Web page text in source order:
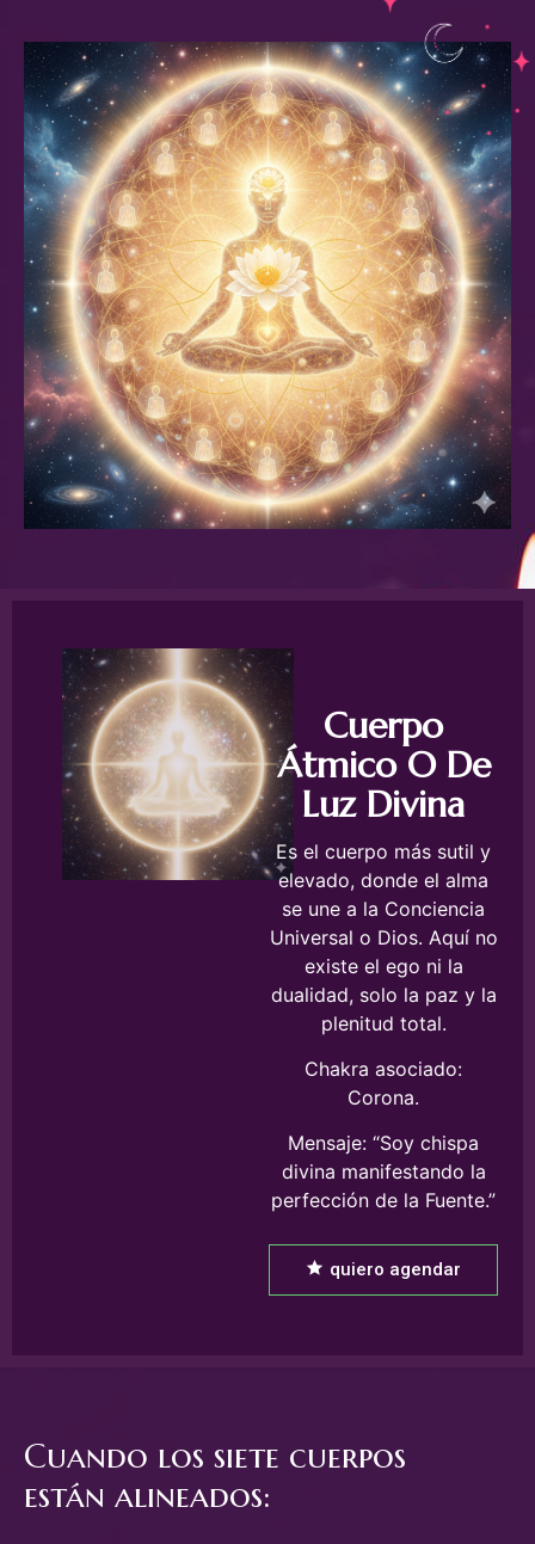
Cuerpo
Átmico O De
Luz Divina
Es el cuerpo más sutil y
elevado, donde el alma
se une a la Conciencia
Universal o Dios. Aquí no
existe el ego ni la
dualidad, solo la paz y la
plenitud total.
Chakra asociado:
Corona.
Mensaje: “Soy chispa
divina manifestando la
perfección de la Fuente.”
quiero agendar
Cuando los siete cuerpos
están alineados: